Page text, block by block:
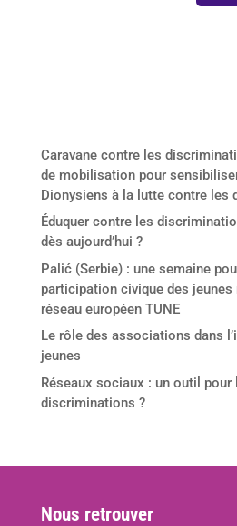
Caravane contre les
de mobilisation pour
Dionysiens à la lutte contre les
Éduquer contre les
dès aujourd’hui ?
Palić (Serbie) : une semaine
participation civique des
réseau européen TUNE
Le rôle des associations dans
jeunes
Réseaux sociaux : un outil
discriminations ?
Nous retrouver